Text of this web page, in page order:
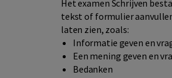
Het examen Schrijven
tekst of formulier
laten zien, zoals:
Informatie geven en
Een mening geven en
Bedanken